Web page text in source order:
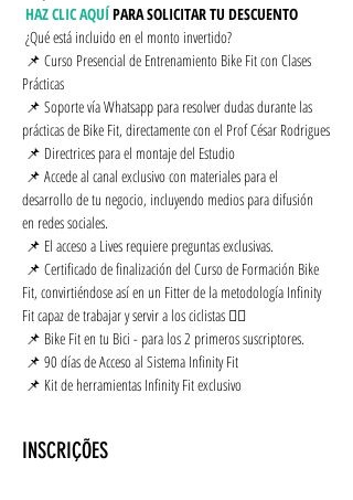
HAZ CLIC AQUÍPARA SOLICITAR TU DESCUENTO
¿Qué está incluido en el monto invertido?
Prácticas
prácticas de Bike Fit, directamente con el Prof César Rodrigues
📌 Directrices para el montaje del Estudio
desarrollo de tu negocio, incluyendo medios para difusión
en redes sociales.
📌 El acceso a Lives requiere preguntas exclusivas.
Fit, convirtiéndose así en un Fitter de la metodología Infinity
Fit capaz de trabajar y servir a los ciclistas 🚴‍♂️
📌 Bike Fit en tu Bici - para los 2 primeros suscriptores.
📌 90 días de Acceso al Sistema Infinity Fit
📌 Kit de herramientas Infinity Fit exclusivo
INSCRIÇÕES